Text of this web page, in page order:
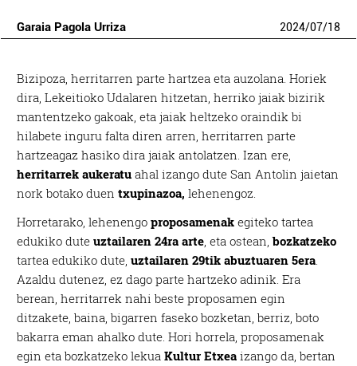
Garaia Pagola Urriza 2024/07/18
Bizipoza, herritarren parte hartzea eta auzolana. Horiek
dira, Lekeitioko Udalaren hitzetan, herriko jaiak bizirik
mantentzeko gakoak, eta jaiak heltzeko oraindik bi
hilabete inguru falta diren arren, herritarren parte
hartzeagaz hasiko dira jaiak antolatzen. Izan ere,
herritarrek aukeratu ahal izango dute San Antolin jaietan
nork botako duentxupinazoa, lehenengoz.
Horretarako, lehenengoproposamenak egiteko tartea
edukiko duteuztailaren 24ra arte, eta ostean,bozkatzeko
tartea edukiko dute,uztailaren 29tik abuztuaren 5era.
Azaldu dutenez, ez dago parte hartzeko adinik. Era
berean, herritarrek nahi beste proposamen egin
ditzakete, baina, bigarren faseko bozketan, berriz, boto
bakarra eman ahalko dute. Hori horrela, proposamenak
egin eta bozkatzeko lekuaKultur Etxea izango da, bertan